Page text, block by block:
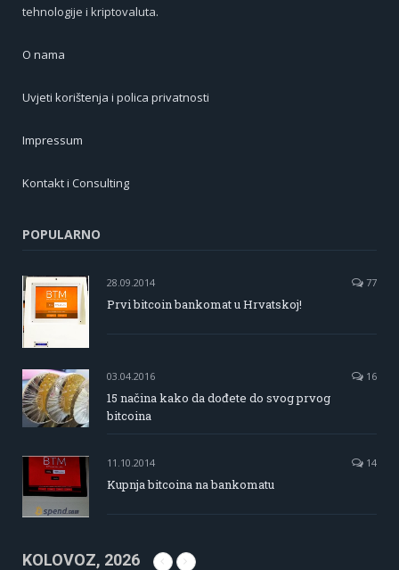
tehnologije i kriptovaluta.
O nama
Uvjeti korištenja i polica privatnosti
Impressum
Kontakt i Consulting
POPULARNO
28.09.2014 77
Prvi bitcoin bankomat u Hrvatskoj!
03.04.2016 16
15 načina kako da dođete do svog prvog
bitcoina
11.10.2014 14
Kupnja bitcoina na bankomatu
KOLOVOZ, 2026